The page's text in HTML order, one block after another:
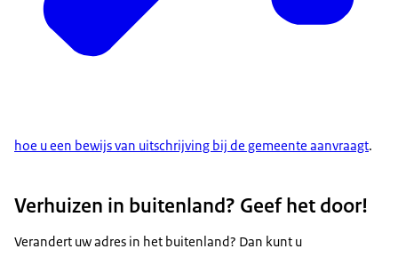
hoe u een bewijs van uitschrijving bij de gemeente aanvraagt.
Verhuizen in buitenland? Geef het door!
Verandert uw adres in het buitenland? Dan kunt u